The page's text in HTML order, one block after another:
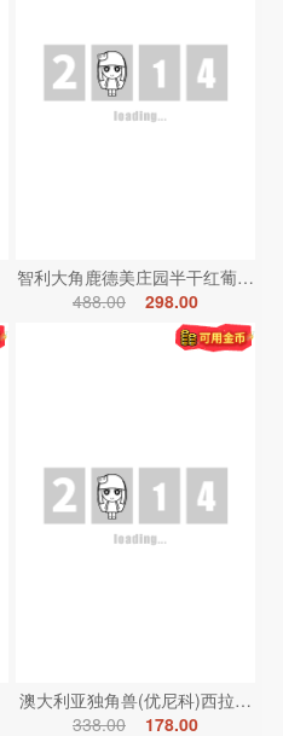
智利大角鹿德美庄园半干红葡萄酒
488.00
298.00
澳大利亚独角兽(优尼科)西拉红葡
338.00
178.00